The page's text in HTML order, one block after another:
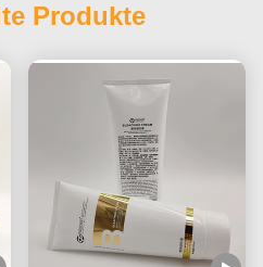
Produkte